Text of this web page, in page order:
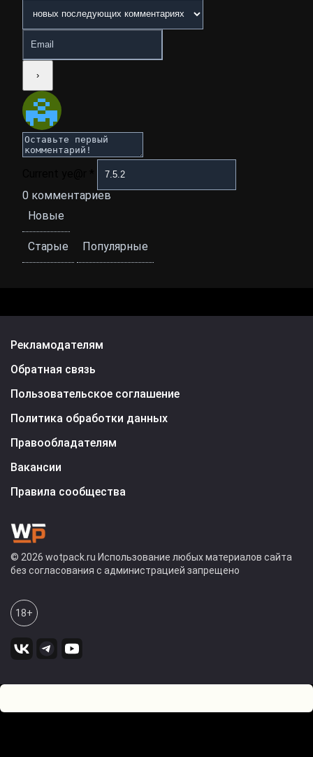
0 комментариев
Новые
Старые Популярные
Рекламодателям
Обратная связь
Пользовательское соглашение
Политика обработки данных
Правообладателям
Вакансии
Правила сообщества
© 2026 wotpack.ru Использование любых материалов сайта
без согласования с администрацией запрещено
18+